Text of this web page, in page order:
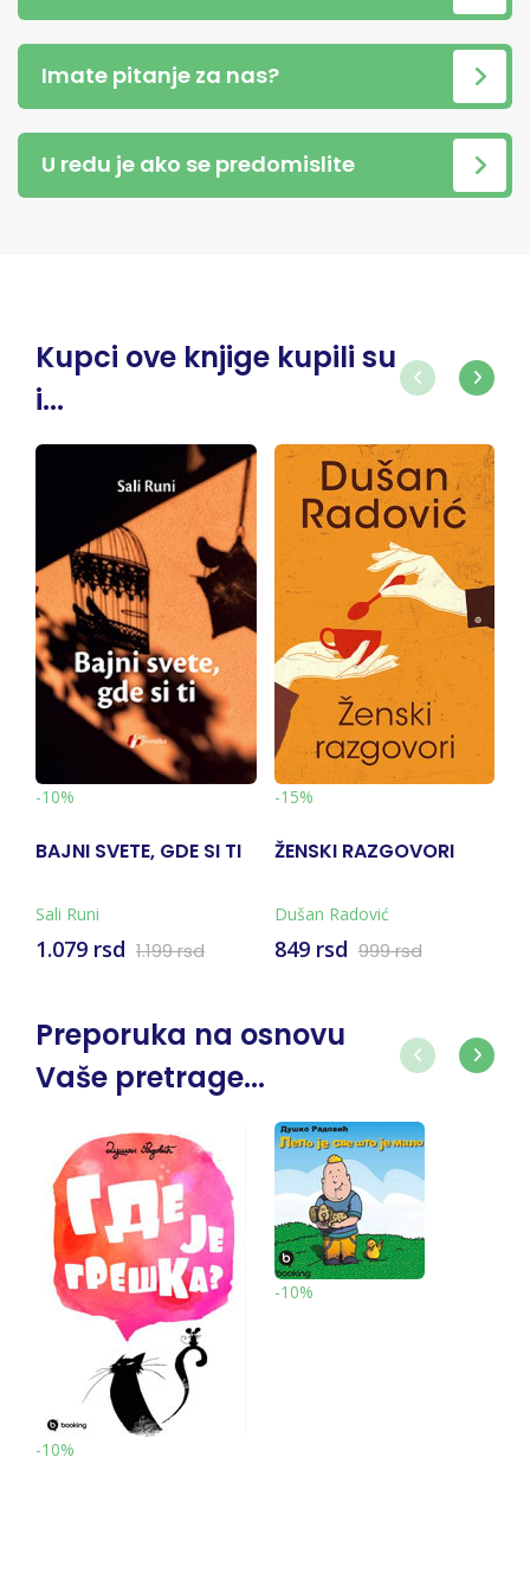
Imate pitanje za nas?
U redu je ako se predomislite
Kupci ove knjige kupili su
i...
SI TI
rsd
ŽENSKI RAZGOVORI
849 rsd 999 rsd
VUČJE VREME:
Cvijetin Milivojević
990 rsd
Preporuka na osnovu
Vaše pretrage...
-10%